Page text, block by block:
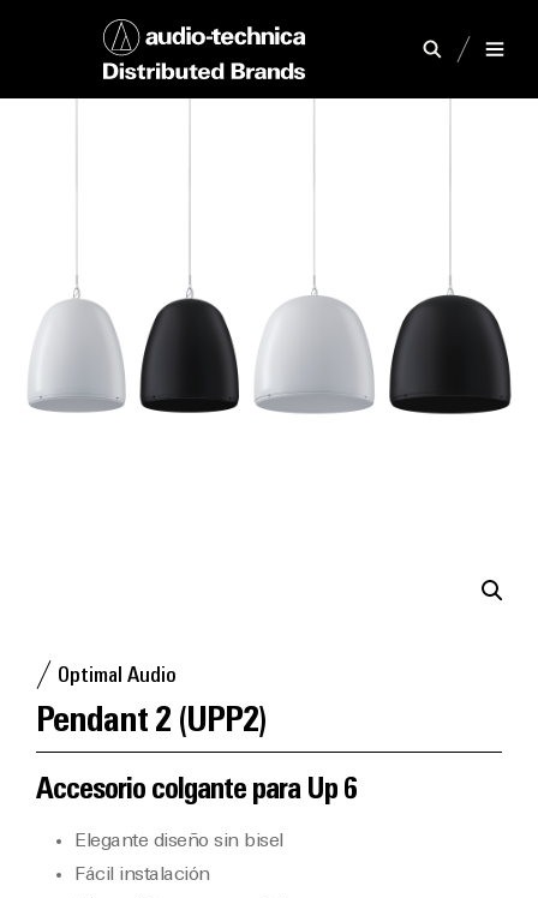
Optimal Audio
Pendant 2 (UPP2)
Accesorio colgante para Up 6
Elegante diseño sin bisel
Fácil instalación